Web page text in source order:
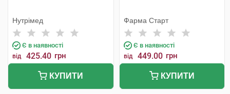
Нутрімед
Є в наявності
від 425.40 грн
КУПИТИ
Фарма Старт
Є в наявності
від 449.00 грн
КУПИТИ